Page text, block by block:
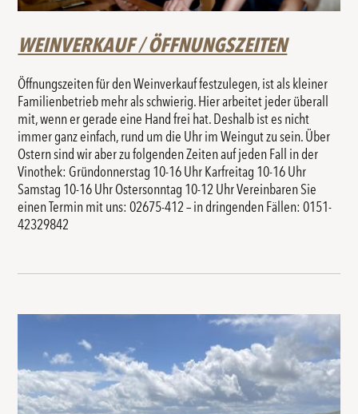
WEINVERKAUF / ÖFFNUNGSZEITEN
Öffnungszeiten für den Weinverkauf festzulegen, ist als kleiner
Familienbetrieb mehr als schwierig. Hier arbeitet jeder überall
mit, wenn er gerade eine Hand frei hat. Deshalb ist es nicht
immer ganz einfach, rund um die Uhr im Weingut zu sein. Über
Ostern sind wir aber zu folgenden Zeiten auf jeden Fall in der
Vinothek: Gründonnerstag 10-16 Uhr Karfreitag 10-16 Uhr
Samstag 10-16 Uhr Ostersonntag 10-12 Uhr Vereinbaren Sie
einen Termin mit uns: 02675-412 – in dringenden Fällen: 0151-
42329842